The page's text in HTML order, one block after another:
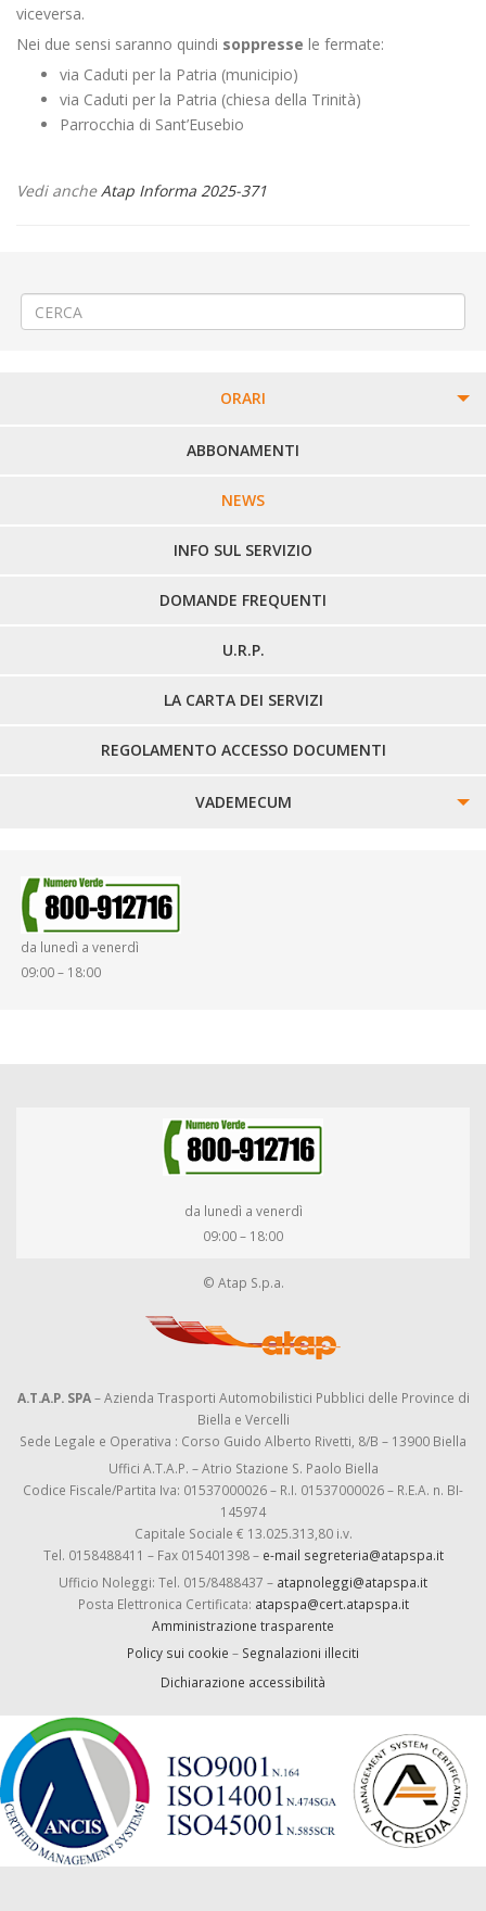
viceversa.
Nei due sensi saranno quindi soppresse le fermate:
via Caduti per la Patria (municipio)
via Caduti per la Patria (chiesa della Trinità)
Parrocchia di Sant’Eusebio
Vedi ancheAtap Informa 2025-371
ORARI
PERCORSI URBANI IN BIELLA
LINEE URBANE VERCELLI
LINEE EXTRAURBANE
ABBONAMENTI
NEWS
INFO SUL SERVIZIO
DOMANDE FREQUENTI
U.R.P.
LA CARTA DEI SERVIZI
REGOLAMENTO ACCESSO DOCUMENTI
VADEMECUM
SMARRIMENTO OGGETTI
da lunedì a venerdì
09:00 – 18:00
da lunedì a venerdì
09:00 – 18:00
© Atap S.p.a.
A.T.A.P. SPA– Azienda Trasporti Automobilistici Pubblici delle Province di
Biella e Vercelli
Sede Legale e Operativa : Corso Guido Alberto Rivetti, 8/B – 13900 Biella
Uffici A.T.A.P. – Atrio Stazione S. Paolo Biella
Codice Fiscale/Partita Iva: 01537000026 – R.I. 01537000026 – R.E.A. n. BI-
145974
Capitale Sociale € 13.025.313,80 i.v.
Tel. 0158488411 – Fax 015401398 – e-mail segreteria@atapspa.it
Ufficio Noleggi: Tel. 015/8488437 – atapnoleggi@atapspa.it
Posta Elettronica Certificata: atapspa@cert.atapspa.it
Amministrazione trasparente
Policy sui cookie – Segnalazioni illeciti
Dichiarazione accessibilità